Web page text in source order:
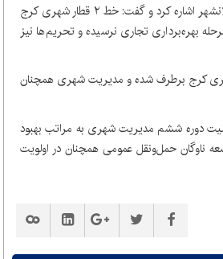
سخنگوی شورای اسلامی شهر کرج همچنین به وضعیت متروی این کلانشهر اشاره کرد و گفت: خط ۲ قطار شهری کرج
بهره‌برداری تجاری نرسیده و تحریم‌ها نیز
کرج برطرف شده و مدیریت شهری همچنان
دوره ششم مدیریت شهری به مراتب بهبود
ناوگان حمل‌ونقل عمومی همچنان در اولویت